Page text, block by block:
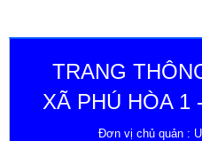
TRANG
XÃ PHÚ HÒA 1
Đơn vị chủ quản :